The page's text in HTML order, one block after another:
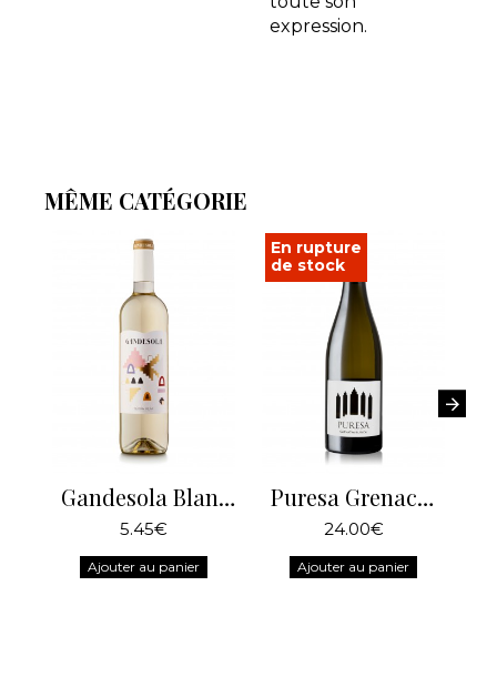
expression.
MÊME CATÉGORIE
Gandesola Blanc 2025
5.45€
Ajouter au panier
En rupture
de stock
Puresa Grenache Blanc
24.00€
Ajouter au panier